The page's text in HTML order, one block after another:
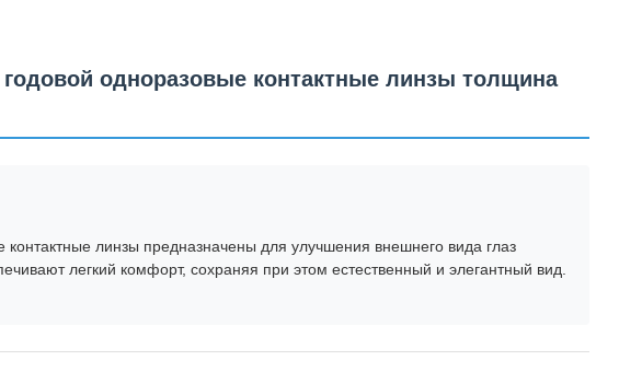
одноразовые контактные линзы толщина
линзы предназначены для улучшения внешнего вида глаз
легкий комфорт, сохраняя при этом естественный и элегантный вид.